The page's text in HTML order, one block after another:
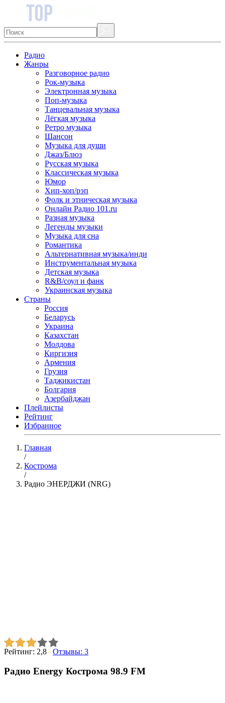
Радио
Жанры
Разговорное радио
Рок-музыка
Электронная музыка
Поп-музыка
Танцевальная музыка
Лёгкая музыка
Ретро музыка
Шансон
Музыка для души
Джаз/Блюз
Русская музыка
Классическая музыка
Юмор
Хип-хоп/рэп
Фолк и этническая музыка
Онлайн Радио 101.ru
Разная музыка
Легенды музыки
Музыка для сна
Романтика
Альтернативная музыка/инди
Инструментальная музыка
Детская музыка
R&B/cоул и фанк
Украинская музыка
Страны
Россия
Беларусь
Украина
Казахстан
Молдова
Киргизия
Армения
Грузия
Таджикистан
Болгария
Азербайджан
Плейлисты
Рейтинг
Избранное
Главная
/
Кострома
/
Радио ЭНЕРДЖИ (NRG)
Рейтинг: 2,8 Отзывы: 3
Радио Energy Кострома 98.9 FM